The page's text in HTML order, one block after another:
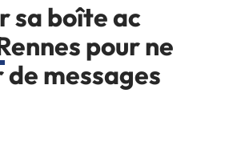
sa boîte ac
pour ne
messages